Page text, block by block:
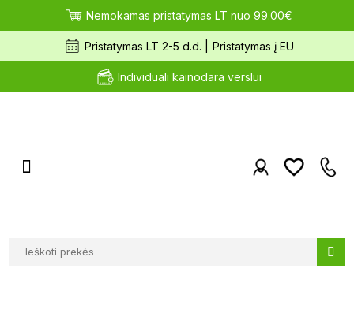
Nemokamas pristatymas LT nuo 99.00€
Pristatymas LT 2-5 d.d. | Pristatymas į EU
Individuali kainodara verslui